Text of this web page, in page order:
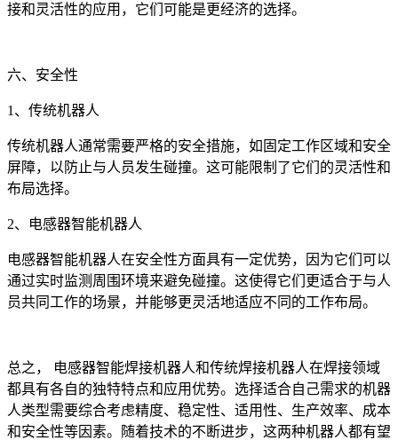
接和灵活性的应用，它们可能是更经济的选择。
六、安全性
1、传统机器人
传统机器人通常需要严格的安全措施，如固定工作区域和安全
屏障，以防止与人员发生碰撞。这可能限制了它们的灵活性和
布局选择。
2、电感器智能机器人
电感器智能机器人在安全性方面具有一定优势，因为它们可以
通过实时监测周围环境来避免碰撞。这使得它们更适合于与人
员共同工作的场景，并能够更灵活地适应不同的工作布局。
总之， 电感器智能焊接机器人和传统焊接机器人在焊接领域
都具有各自的独特特点和应用优势。选择适合自己需求的机器
人类型需要综合考虑精度、稳定性、适用性、生产效率、成本
和安全性等因素。随着技术的不断进步，这两种机器人都有望